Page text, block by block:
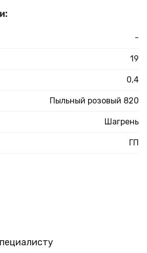
-
19
0,4
Пыльный розовый 820
Шагрень
ГП